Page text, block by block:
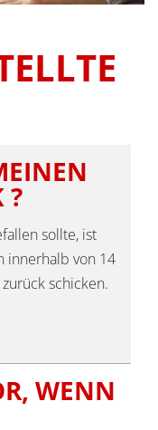
?
sollte, ist
innerhalb von 14
schicken.
WENN